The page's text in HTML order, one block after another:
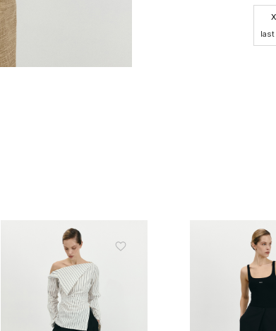
Підпишіться на розсилку та отримайте доступ до